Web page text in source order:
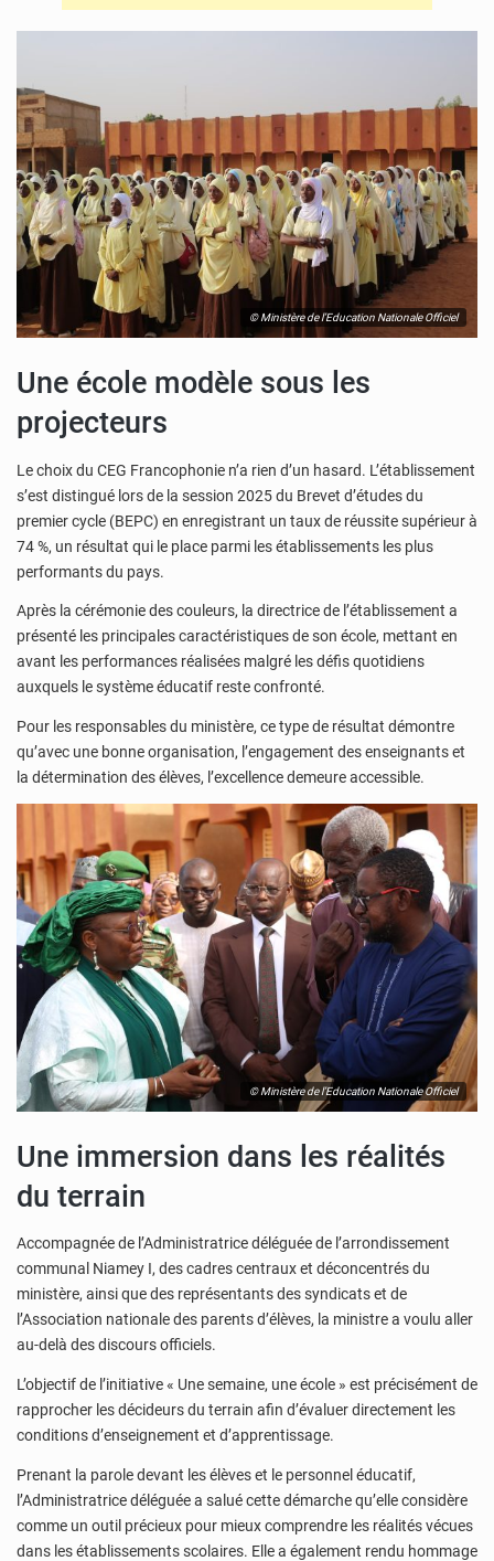
© Ministère de l’Education Nationale Officiel
Une école modèle sous les
projecteurs
Le choix du CEG Francophonie n’a rien d’un hasard. L’établissement
s’est distingué lors de la session 2025 du Brevet d’études du
premier cycle (BEPC) en enregistrant un taux de réussite supérieur à
74 %, un résultat qui le place parmi les établissements les plus
performants du pays.
Après la cérémonie des couleurs, la directrice de l’établissement a
présenté les principales caractéristiques de son école, mettant en
avant les performances réalisées malgré les défis quotidiens
auxquels le système éducatif reste confronté.
Pour les responsables du ministère, ce type de résultat démontre
qu’avec une bonne organisation, l’engagement des enseignants et
la détermination des élèves, l’excellence demeure accessible.
© Ministère de l’Education Nationale Officiel
Une immersion dans les réalités
du terrain
Accompagnée de l’Administratrice déléguée de l’arrondissement
communal Niamey I, des cadres centraux et déconcentrés du
ministère, ainsi que des représentants des syndicats et de
l’Association nationale des parents d’élèves, la ministre a voulu aller
au-delà des discours officiels.
L’objectif de l’initiative « Une semaine, une école » est précisément de
rapprocher les décideurs du terrain afin d’évaluer directement les
conditions d’enseignement et d’apprentissage.
Prenant la parole devant les élèves et le personnel éducatif,
l’Administratrice déléguée a salué cette démarche qu’elle considère
comme un outil précieux pour mieux comprendre les réalités vécues
dans les établissements scolaires. Elle a également rendu hommage